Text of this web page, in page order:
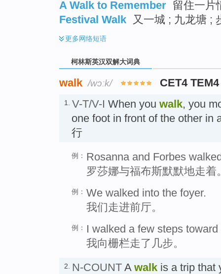
A Walk to Remember 留住一片
Festival Walk
又一城 ; 九龙塘 ;
更多网络短语
柯林斯英汉双解大词典
walk /wɔːk/ CET4 TEM4
1. V-T/V-I When you walk, you
one foot in front of the other in
行
例： Rosanna and Forbes
罗莎娜与福布斯默默地走着
例： We walked into the foyer.
我们走进前厅。
例：
I walked a few steps
我向栅栏走了几步。
2. N-COUNT A walk is a trip that